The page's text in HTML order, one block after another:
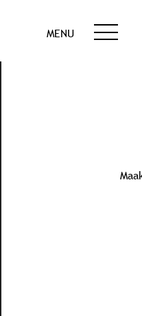
MENU